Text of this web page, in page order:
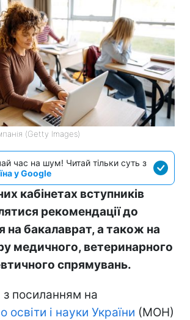
(Getty Images)
час на шум! Читай тільки суть з
у Google
кабінетах вступників
рекомендації до
на бакалаврат, а також на
медичного, ветеринарного
спрямувань.
з посиланням на
освіти і науки України (МОН)